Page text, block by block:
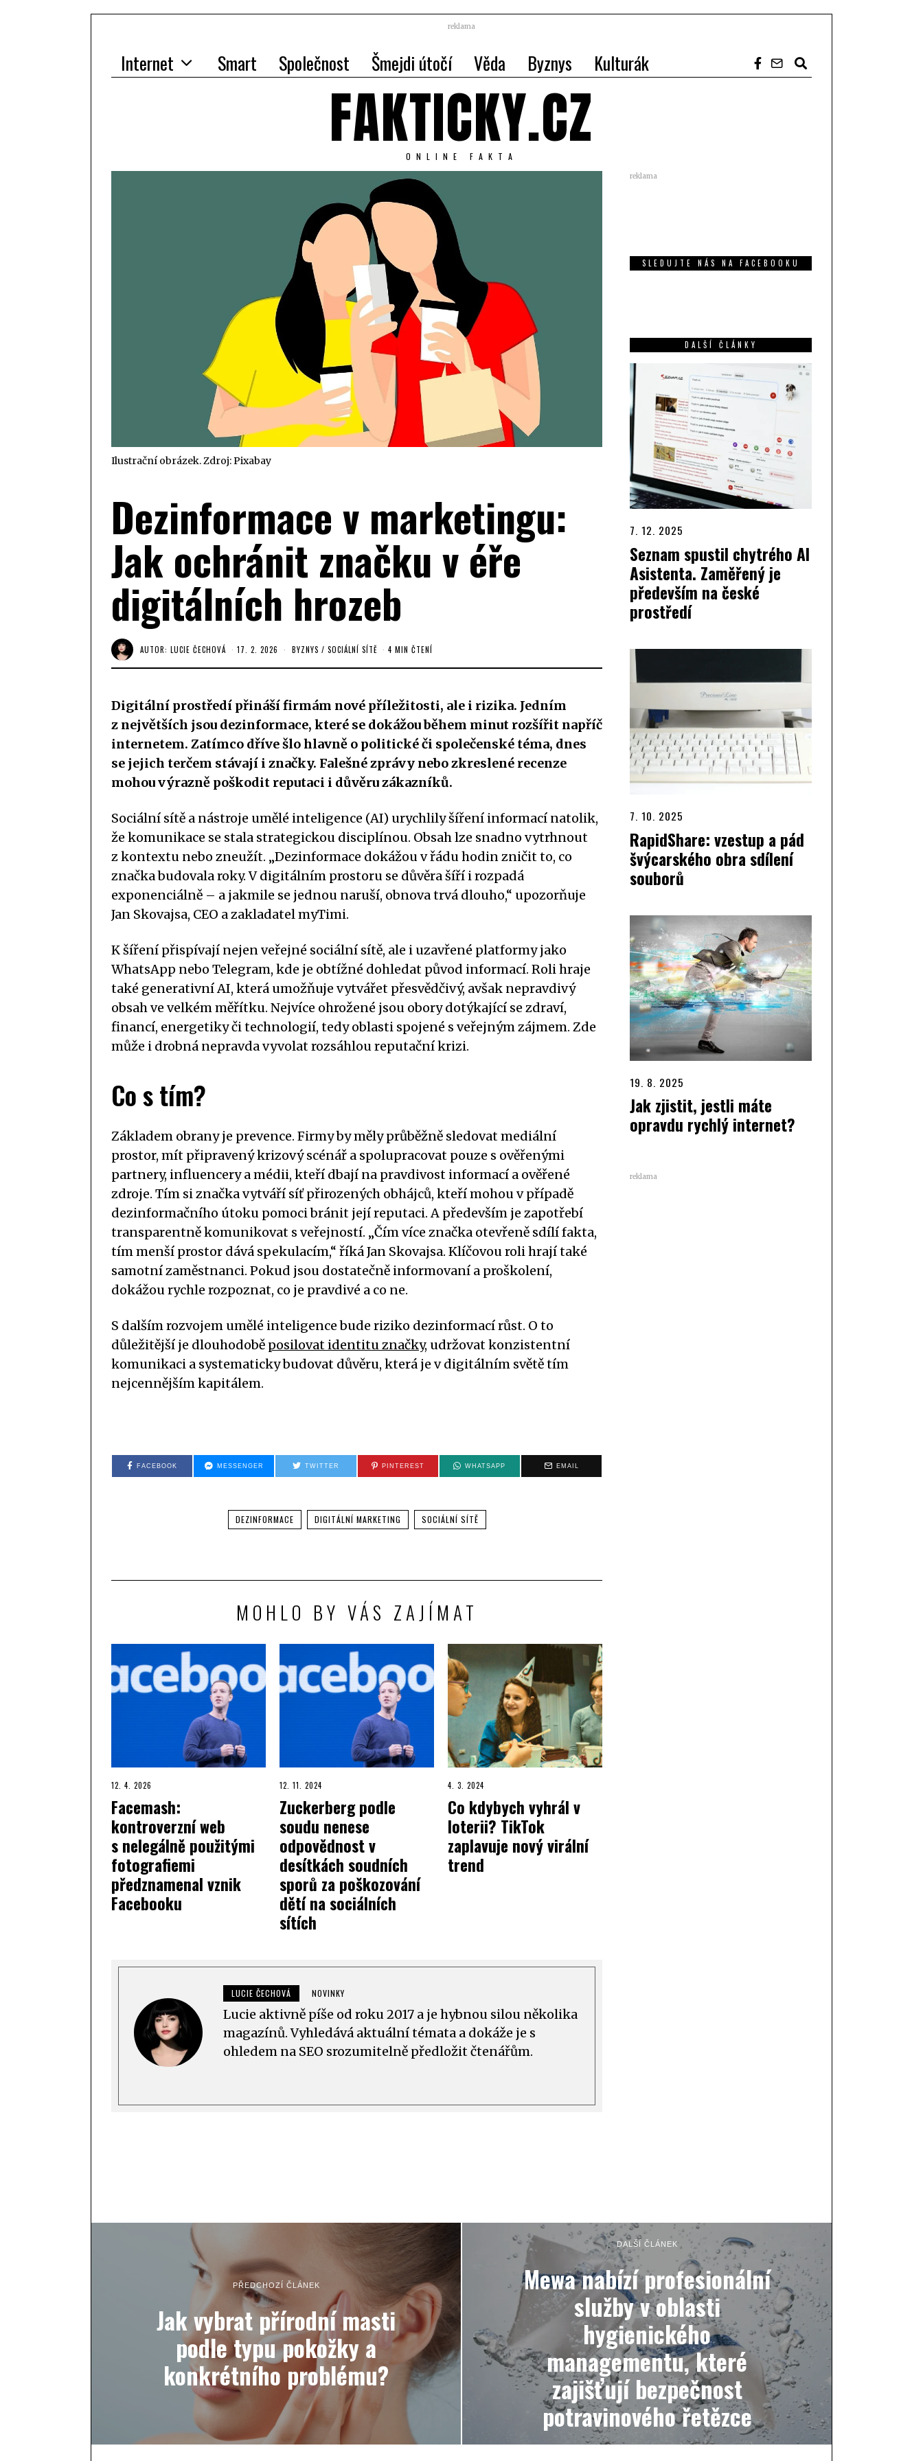
reklama
Internet Smart Společnost Šmejdi útočí Věda Byznys Kulturák
FAKTICKY.CZ
ONLINE FAKTA
Ilustrační obrázek. Zdroj: Pixabay
Dezinformace v marketingu:
Jak ochránit značku v éře
digitálních hrozeb
AUTOR: LUCIE ČECHOVÁ 17. 2. 2026 BYZNYS / SOCIÁLNÍ SÍTĚ 4 MIN ČTENÍ
Digitální prostředí přináší firmám nové příležitosti, ale i rizika. Jedním
z největších jsou dezinformace, které se dokážou během minut rozšířit napříč
internetem. Zatímco dříve šlo hlavně o politické či společenské téma, dnes
se jejich terčem stávají i značky. Falešné zprávy nebo zkreslené recenze
mohou výrazně poškodit reputaci i důvěru zákazníků.
Sociální sítě a nástroje umělé inteligence (AI) urychlily šíření informací natolik,
že komunikace se stala strategickou disciplínou. Obsah lze snadno vytrhnout
z kontextu nebo zneužít. „Dezinformace dokážou v řádu hodin zničit to, co
značka budovala roky. V digitálním prostoru se důvěra šíří i rozpadá
exponenciálně – a jakmile se jednou naruší, obnova trvá dlouho,“ upozorňuje
Jan Skovajsa, CEO a zakladatel myTimi.
K šíření přispívají nejen veřejné sociální sítě, ale i uzavřené platformy jako
WhatsApp nebo Telegram, kde je obtížné dohledat původ informací. Roli hraje
také generativní AI, která umožňuje vytvářet přesvědčivý, avšak nepravdivý
obsah ve velkém měřítku. Nejvíce ohrožené jsou obory dotýkající se zdraví,
financí, energetiky či technologií, tedy oblasti spojené s veřejným zájmem. Zde
může i drobná nepravda vyvolat rozsáhlou reputační krizi.
Co s tím?
Základem obrany je prevence. Firmy by měly průběžně sledovat mediální
prostor, mít připravený krizový scénář a spolupracovat pouze s ověřenými
partnery, influencery a médii, kteří dbají na pravdivost informací a ověřené
zdroje. Tím si značka vytváří síť přirozených obhájců, kteří mohou v případě
dezinformačního útoku pomoci bránit její reputaci. A především je zapotřebí
transparentně komunikovat s veřejností. „Čím více značka otevřeně sdílí fakta,
tím menší prostor dává spekulacím,“ říká Jan Skovajsa. Klíčovou roli hrají také
samotní zaměstnanci. Pokud jsou dostatečně informovaní a proškolení,
dokážou rychle rozpoznat, co je pravdivé a co ne.
S dalším rozvojem umělé inteligence bude riziko dezinformací růst. O to
důležitější je dlouhodobě posilovat identitu značky, udržovat konzistentní
komunikaci a systematicky budovat důvěru, která je v digitálním světě tím
nejcennějším kapitálem.
FACEBOOK MESSENGER TWITTER PINTEREST WHATSAPP EMAIL
DEZINFORMACE DIGITÁLNÍ MARKETING SOCIÁLNÍ SÍTĚ
MOHLO BY VÁS ZAJÍMAT
12. 4. 2026
Facemash:
kontroverzní web
s nelegálně použitými
fotografiemi
předznamenal vznik
Facebooku
12. 11. 2024
Zuckerberg podle
soudu nenese
odpovědnost v
desítkách soudních
sporů za poškozování
dětí na sociálních
sítích
4. 3. 2024
Co kdybych vyhrál v
loterii? TikTok
zaplavuje nový virální
trend
LUCIE ČECHOVÁ NOVINKY
Lucie aktivně píše od roku 2017 a je hybnou silou několika
magazínů. Vyhledává aktuální témata a dokáže je s
ohledem na SEO srozumitelně předložit čtenářům.
reklama
SLEDUJTE NÁS NA FACEBOOKU
DALŠÍ ČLÁNKY
7. 12. 2025
Seznam spustil chytrého AI
Asistenta. Zaměřený je
především na české
prostředí
7. 10. 2025
RapidShare: vzestup a pád
švýcarského obra sdílení
souborů
19. 8. 2025
Jak zjistit, jestli máte
opravdu rychlý internet?
reklama
PŘEDCHOZÍ ČLÁNEK
Jak vybrat přírodní masti
podle typu pokožky a
konkrétního problému?
DALŠÍ ČLÁNEK
Mewa nabízí profesionální
služby v oblasti
hygienického
managementu, které
zajišťují bezpečnost
potravinového řetězce